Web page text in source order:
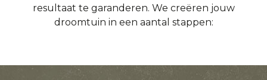
resultaat te garanderen. We creëren jouw
droomtuin in een aantal stappen: